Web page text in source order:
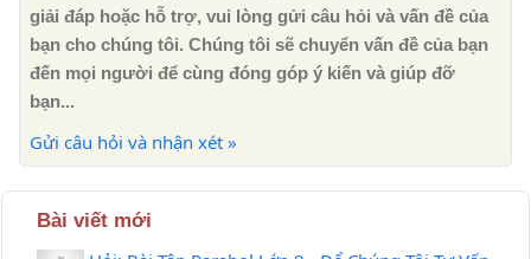
giải đáp hoặc hỗ trợ, vui lòng gửi câu hỏi và vấn đề của
bạn cho chúng tôi. Chúng tôi sẽ chuyển vấn đề của bạn
đến mọi người để cùng đóng góp ý kiến ​​và giúp đỡ
bạn...
Gửi câu hỏi và nhận xét »
Bài viết mới